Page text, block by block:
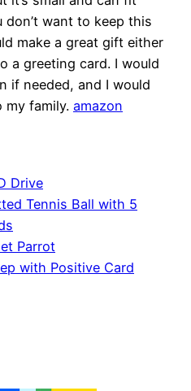
want to keep this
make a great gift either
a greeting card. I would
if needed, and I would
my family. amazon
Drive
Tennis Ball with 5
Parrot
with Positive Card